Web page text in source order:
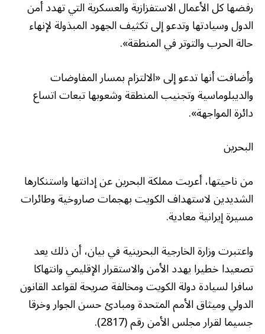
رفضها كل الأعمال الاستفزازية والعسكرية التي تهدد أمن
الدول وسيادتها وتدعو إلى تكثيف الجهود المبذولة لإنهاء
حالة الحرب والتوتر في المنطقة».
وأضافت أنها تدعو إلى «الالتزام بمسار المفاوضات
والديبلوماسية وتجنيب المنطقة وشعوبها تبعات اتساع
دائرة المواجهة».
البحرين
من ناحيتها، أعربت مملكة البحرين عن إدانتها واستنكارها
الشديدين لاستهداف الكويت بهجمات صاروخية وطائرات
مسيرة إيرانية معادية.
واعتبرت وزارة الخارجية البحرينية في بيان، أن ذلك يعد
تصعيدا خطيرا يهدد الأمن والاستقرار الإقليمي وانتهاكا
سافرا لسيادة دولة الكويت ومخالفة صريحة لقواعد القانون
الدولي وميثاق الأمم المتحدة ومبادئ حسن الجوار وخرقا
جسيما لقرار مجلس الأمن رقم (2817).